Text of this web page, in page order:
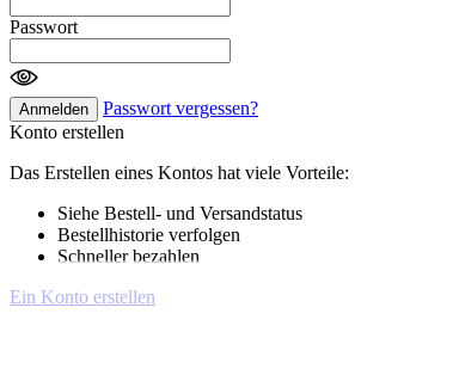
Passwort
Anmelden
Passwort vergessen?
Konto erstellen
Das Erstellen eines Kontos hat viele Vorteile:
Siehe Bestell- und Versandstatus
Bestellhistorie verfolgen
Schneller bezahlen
Ein Konto erstellen